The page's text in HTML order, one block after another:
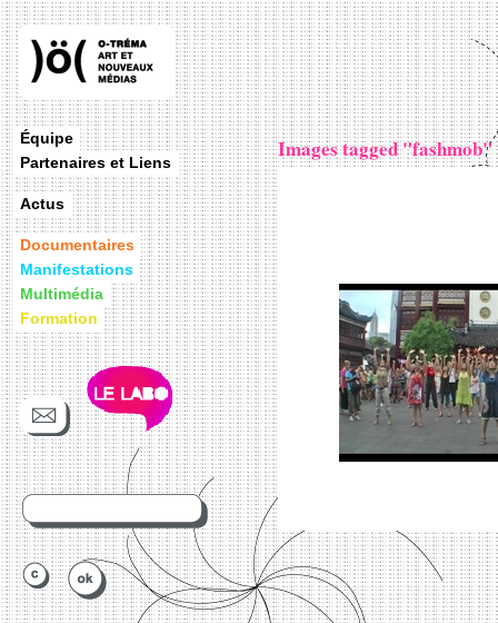
Images tagged "fashmob"
Équipe
Partenaires et Liens
Actus
Documentaires
Manifestations
Multimédia
Formation